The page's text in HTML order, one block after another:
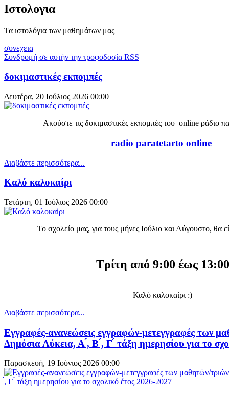
Ιστολογια
Τα ιστολόγια των μαθημάτων μας
συνεχεια
Συνδρομή σε αυτήν την τροφοδοσία RSS
δοκιμαστικές εκπομπές
Δευτέρα, 20 Ιούλιος 2026 00:00
Ακούστε τις δοκιμαστικές εκπομπές του online ράδιο
radio paratetarto online
Διαβάστε περισσότερα...
Καλό καλοκαίρι
Τετάρτη, 01 Ιούλιος 2026 00:00
Το σχολείο μας, για τους μήνες Ιούλιο και Αύγουστο, θα
Τρίτη από 9:00 έως 13:00
Καλό καλοκαίρι :)
Διαβάστε περισσότερα...
Eγγραφές-ανανεώσεις εγγραφών-μετεγγραφές των
Δημόσια Λύκεια, Α ́, Β ́, Γ ́ τάξη ημερησίου για το
Παρασκευή, 19 Ιούνιος 2026 00:00